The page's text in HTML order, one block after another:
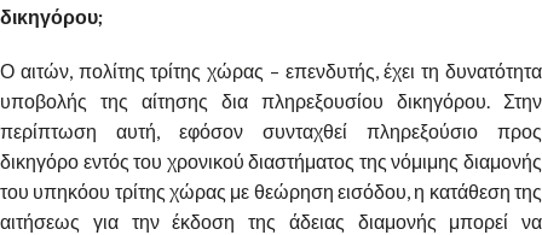
δικηγόρου;
Ο αιτών, πολίτης τρίτης χώρας – επενδυτής, έχει τη δυνατότητα
υποβολής της αίτησης δια πληρεξουσίου δικηγόρου. Στην
περίπτωση αυτή, εφόσον συνταχθεί πληρεξούσιο προς
δικηγόρο εντός του χρονικού διαστήματος της νόμιμης διαμονής
του υπηκόου τρίτης χώρας με θεώρηση εισόδου, η κατάθεση της
αιτήσεως για την έκδοση της άδειας διαμονής μπορεί να